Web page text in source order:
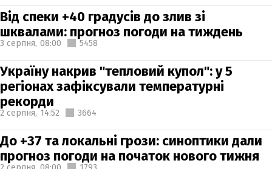
Від спеки +40 градусів до злив зі
шквалами: прогноз погоди на тиждень
3 серпня, 08:00 5458
Україну накрив "тепловий купол": у 5
регіонах зафіксували температурні
рекорди
2 серпня, 14:52 3664
До +37 та локальні грози: синоптики дали
прогноз погоди на початок нового тижня